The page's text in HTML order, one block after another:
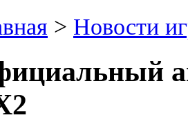
> Новости